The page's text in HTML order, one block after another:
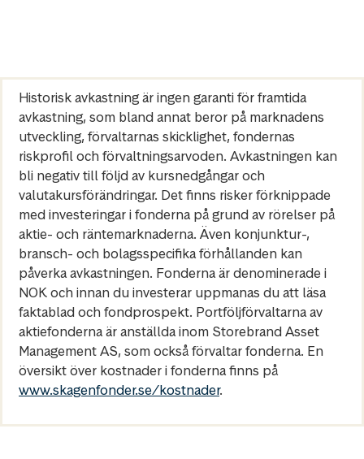
Historisk avkastning är ingen garanti för framtida
avkastning, som bland annat beror på marknadens
utveckling, förvaltarnas skicklighet, fondernas
riskprofil och förvaltningsarvoden. Avkastningen kan
bli negativ till följd av kursnedgångar och
valutakursförändringar. Det finns risker förknippade
med investeringar i fonderna på grund av rörelser på
aktie- och räntemarknaderna. Även konjunktur-,
bransch- och bolagsspecifika förhållanden kan
påverka avkastningen. Fonderna är denominerade i
NOK och innan du investerar uppmanas du att läsa
faktablad och fondprospekt. Portföljförvaltarna av
aktiefonderna är anställda inom Storebrand Asset
Management AS, som också förvaltar fonderna. En
översikt över kostnader i fonderna finns på
www.skagenfonder.se/kostnader.